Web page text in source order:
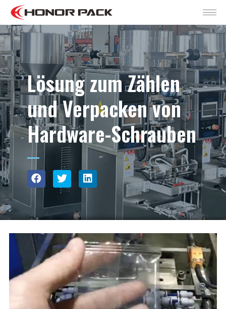
Lösung zum Zählen
und Verpacken von
Hardware-Schrauben